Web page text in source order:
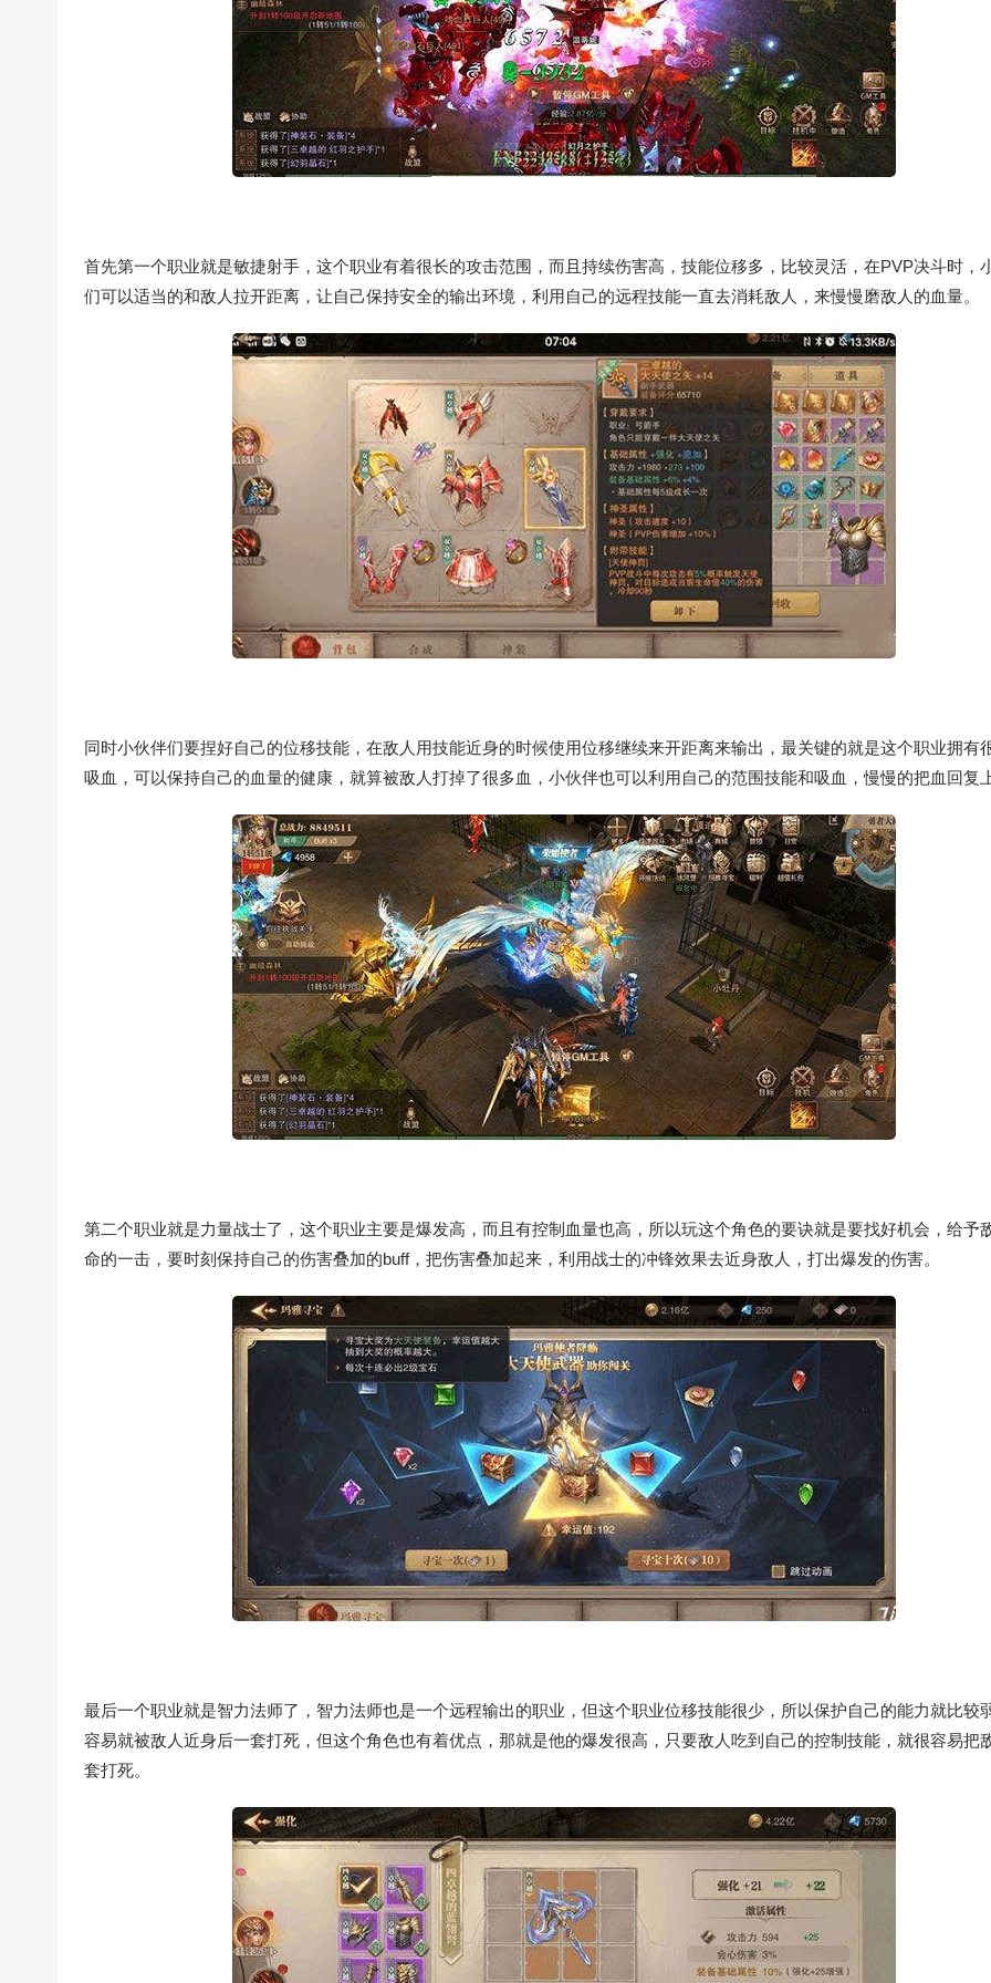
首先第一个职业就是敏捷射手，这个职业有着很长的攻击范围，而且持续伤害高，技能位移多，比较灵活，在PVP决斗时，
们可以适当的和敌人拉开距离，让自己保持安全的输出环境，利用自己的远程技能一直去消耗敌人，来慢慢磨敌人的血量。
同时小伙伴们要捏好自己的位移技能，在敌人用技能近身的时候使用位移继续来开距离来输出，最关键的就是这个职业拥有
吸血，可以保持自己的血量的健康，就算被敌人打掉了很多血，小伙伴也可以利用自己的范围技能和吸血，慢慢的把血回复
第二个职业就是力量战士了，这个职业主要是爆发高，而且有控制血量也高，所以玩这个角色的要诀就是要找好机会，给予
命的一击，要时刻保持自己的伤害叠加的buff，把伤害叠加起来，利用战士的冲锋效果去近身敌人，打出爆发的伤害。
最后一个职业就是智力法师了，智力法师也是一个远程输出的职业，但这个职业位移技能很少，所以保护自己的能力就比较
容易就被敌人近身后一套打死，但这个角色也有着优点，那就是他的爆发很高，只要敌人吃到自己的控制技能，就很容易把
套打死。